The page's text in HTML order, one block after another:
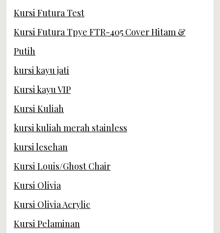
Kursi Futura Test
Kursi Futura Tpye FTR-405 Cover Hitam &
Putih
kursi kayu jati
Kursi kayu VIP
Kursi Kuliah
kursi kuliah merah stainless
kursi lesehan
Kursi Louis/Ghost Chair
Kursi Olivia
Kursi Olivia Acrylic
Kursi Pelaminan